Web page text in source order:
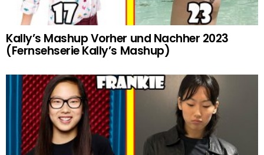
Kally’s Mashup Vorher und Nachher 2023
(Fernsehserie Kally’s Mashup)